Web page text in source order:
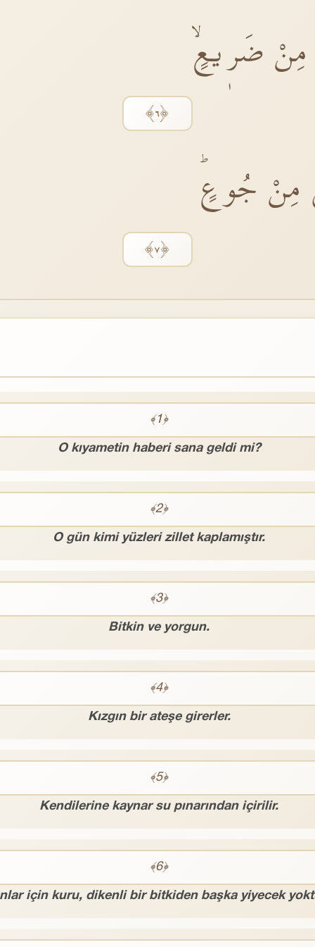
ضَرٖيعٍۙ
﴿٦﴾
مِنْ جُوعٍؕ
﴿٧﴾
﴾1﴿
O kıyametin haberi sana geldi mi?
﴾2﴿
O gün kimi yüzleri zillet kaplamıştır.
﴾3﴿
Bitkin ve yorgun.
﴾4﴿
Kızgın bir ateşe girerler.
﴾5﴿
Kendilerine kaynar su pınarından içirilir.
﴾6﴿
için kuru, dikenli bir bitkiden başka yiyecek